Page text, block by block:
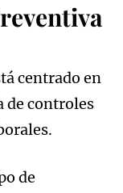
centrado en
de controles
de